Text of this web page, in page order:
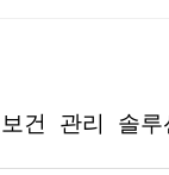
건 관리 솔